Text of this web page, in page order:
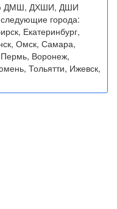
ДМШ, ДХШИ, ДШИ
города:
Екатеринбург,
Омск, Самара,
Воронеж,
Тольятти, Ижевск,